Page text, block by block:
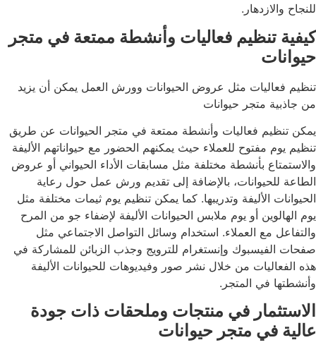
للنجاح والازدهار.
كيفية تنظيم فعاليات وأنشطة ممتعة في متجر
حيوانات
تنظيم فعاليات مثل عروض الحيوانات وورش العمل يمكن أن يزيد
من جاذبية متجر حيوانات
يمكن تنظيم فعاليات وأنشطة ممتعة في متجر الحيوانات عن طريق
تنظيم يوم مفتوح للعملاء حيث يمكنهم الحضور مع حيواناتهم الأليفة
والاستمتاع بأنشطة مختلفة مثل مسابقات الأداء الحيواني أو عروض
الطاعة للحيوانات، بالإضافة إلى تقديم ورش عمل حول رعاية
الحيوانات الأليفة وتدريبها. كما يمكن تنظيم يوم ثيمات مختلفة مثل
يوم الهالوين أو يوم ملابس الحيوانات الأليفة لإضفاء جو من المرح
والتفاعل مع العملاء. استخدام وسائل التواصل الاجتماعي مثل
صفحات الفيسبوك وإنستغرام للترويج وجذب الزبائن للمشاركة في
هذه الفعاليات من خلال نشر صور وفيديوهات للحيوانات الأليفة
وأنشطتها في المتجر.
الاستثمار في منتجات وملحقات ذات جودة
عالية في متجر حيوانات